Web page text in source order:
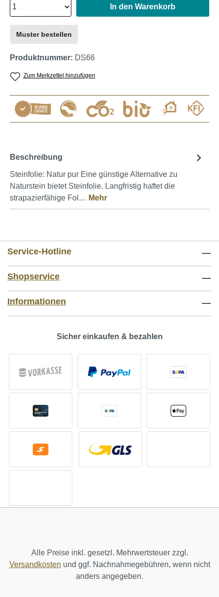
In den Warenkorb
Zum Merkzettel hinzufügen
Muster bestellen
Produktnummer: DS66
Beschreibung
Steinfolie: Natur pur Eine günstige Alternative zu
Naturstein bietet Steinfolie. Langfristig haftet die
strapazierfähige Fol… Mehr
Service-Hotline
Shopservice
Informationen
Sicher einkaufen & bezahlen
Alle Preise inkl. gesetzl. Mehrwertsteuer zzgl.
Versandkosten und ggf. Nachnahmegebühren, wenn nicht
anders angegeben.